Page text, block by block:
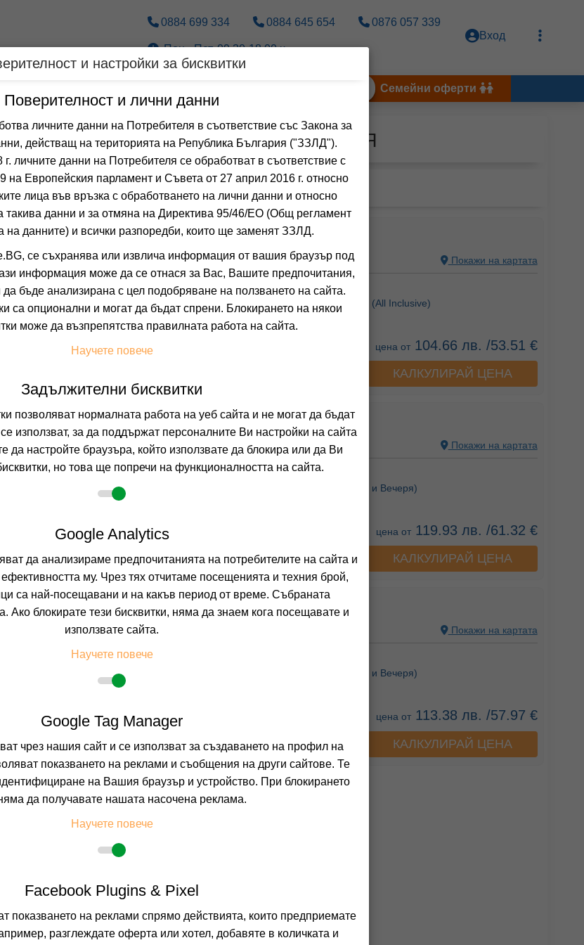
0884 699 334 0884 645 654 0876 057 339
Пон.- Пет. 09.30-18.00 ч.
Вход
Семейни оферти
Оферти за ДУРЪС, АЛБАНИЯ
Общо 0хотела
EDART
ДУРЪС, ТИРАНА, АЛБАНИЯ Покажи на картата
(от 1 мнения на клиенти)
(Закуска и Вечеря +), (All Inclusive)
цена от104.66 лв. /53.51 €
КАЛКУЛИРАЙ ЦЕНА
от 01.01 до 31.12 ILIAD
ДУРЪС, ТИРАНА, АЛБАНИЯ Покажи на картата
0.0
(от 0 мнения на клиенти)
(Закуска и Вечеря)
цена от119.93 лв. /61.32 €
Пълно описание на хотела КАЛКУЛИРАЙ ЦЕНА
от 01.01 до 30.06 ZANZI
Покажи на картата
(Закуска и Вечеря)
цена от113.38 лв. /57.97 €
Пълно описание на хотела КАЛКУЛИРАЙ ЦЕНА
и настройки за бисквитки
Поверителност и лични данни
личните данни на Потребителя в съответствие със Закона за
действащ на територията на Република България ("ЗЗЛД").
личните данни на Потребителя се обработват в съответствие с
на Европейския парламент и Съвета от 27 април 2016 г. относно
лица във връзка с обработването на лични данни и относно
такива данни и за отмяна на Директива 95/46/EО (Общ регламент
на данните) и всички разпоредби, които ще заменят ЗЗЛД.
се съхранява или извлича информация от вашия браузър под
информация може да се отнася за Вас, Вашите предпочитания,
бъде анализирана с цел подобряване на ползването на сайта.
са опционални и могат да бъдат спрени. Блокирането на някои
може да възпрепятства правилната работа на сайта.
Научете повече
Задължителни бисквитки
позволяват нормалната работа на уеб сайта и не могат да бъдат
използват, за да поддържат персоналните Ви настройки на сайта
да настройте браузъра, който използвате да блокира или да Ви
но това ще попречи на функционалността на сайта.
Google Analytics
да анализираме предпочитанията на потребителите на сайта и
му. Чрез тях отчитаме посещенията и техния брой,
са най-посещавани и на какъв период от време. Събраната
блокирате тези бисквитки, няма да знаем кога посещавате и
използвате сайта.
Научете повече
Google Tag Manager
чрез нашия сайт и се използват за създаването на профил на
показването на реклами и съобщения на други сайтове. Те
на Вашия браузър и устройство. При блокирането
да получавате нашата насочена реклама.
Научете повече
Facebook Plugins & Pixel
показването на реклами спрямо действията, които предприемате
разглеждате оферта или хотел, добавяте в количката и